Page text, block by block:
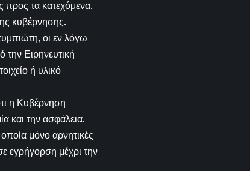
προς τα κατεχόμενα.
κυβέρνησης.
οι εν λόγω
την Ειρηνευτική
ή υλικό
η Κυβέρνηση
και την ασφάλεια.
μόνο αρνητικές
εγρήγορση μέχρι την